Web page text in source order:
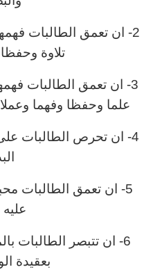
2- ان تعمق الطالبات
تلاوة
3- ان تعمق الطالبات
علما وحفظا وفهما وعملا
4- ان تحرص الطالبات
5- ان تعمق الطالبات
6- ان تتبصر الطالبات
بعقيدة